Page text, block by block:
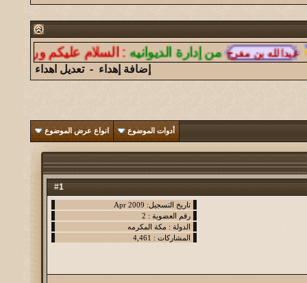
من إدارة الديوانيه :السلام عليكم ورحمة الله
إضافة إهداء -تعديل اهداء
أدوات الموضوع انواع عرض الموضوع
#
1